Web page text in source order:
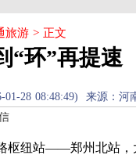
旅游 > 正文
“环”再提速
01-28 08:48:49) 来
枢纽站——郑州北站，